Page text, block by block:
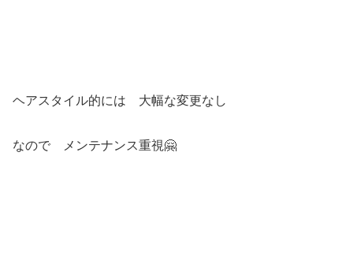
ヘアスタイル的には 大幅な変更なし
なので メンテナンス重視🤗